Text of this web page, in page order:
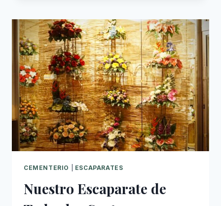
DIA
DE
TODOS
LOS
SANTOS
2025
CEMENTERIO ESCAPARATES
Nuestro Escaparate de